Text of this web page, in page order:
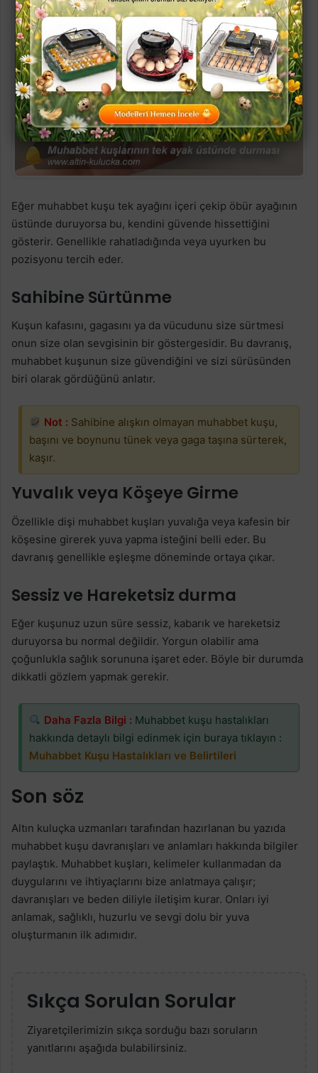
Eğer muhabbet kuşu tek ayağını içeri çekip öbür ayağının
üstünde duruyorsa bu, kendini güvende hissettiğini
gösterir. Genellikle rahatladığında veya uyurken bu
pozisyonu tercih eder.
Sahibine Sürtünme
Kuşun kafasını, gagasını ya da vücudunu size sürtmesi
onun size olan sevgisinin bir göstergesidir. Bu davranış,
muhabbet kuşunun size güvendiğini ve sizi sürüsünden
biri olarak gördüğünü anlatır.
Not : Sahibine alışkın olmayan muhabbet kuşu,
başını ve boynunu tünek veya gaga taşına sürterek,
kaşır.
Yuvalık veya Köşeye Girme
Özellikle dişi muhabbet kuşları yuvalığa veya kafesin bir
köşesine girerek yuva yapma isteğini belli eder. Bu
davranış genellikle eşleşme döneminde ortaya çıkar.
Sessiz ve Hareketsiz durma
Eğer kuşunuz uzun süre sessiz, kabarık ve hareketsiz
duruyorsa bu normal değildir. Yorgun olabilir ama
çoğunlukla sağlık sorununa işaret eder. Böyle bir durumda
dikkatli gözlem yapmak gerekir.
Daha Fazla Bilgi : Muhabbet kuşu hastalıkları
hakkında detaylı bilgi edinmek için buraya tıklayın :
Muhabbet Kuşu Hastalıkları ve Belirtileri
Son söz
Altın kuluçka uzmanları tarafından hazırlanan bu yazıda
muhabbet kuşu davranışları ve anlamları hakkında bilgiler
paylaştık. Muhabbet kuşları, kelimeler kullanmadan da
duygularını ve ihtiyaçlarını bize anlatmaya çalışır;
davranışları ve beden diliyle iletişim kurar. Onları iyi
anlamak, sağlıklı, huzurlu ve sevgi dolu bir yuva
oluşturmanın ilk adımıdır.
Sıkça Sorulan Sorular
Ziyaretçilerimizin sıkça sorduğu bazı soruların
yanıtlarını aşağıda bulabilirsiniz.